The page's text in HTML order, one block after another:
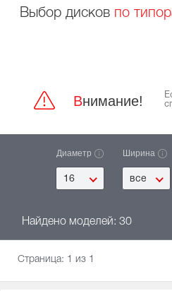
Выбор дисков по
Внимание!
Диаметр Ширина
Найдено моделей: 30
16 все
Страница: 1 из 1